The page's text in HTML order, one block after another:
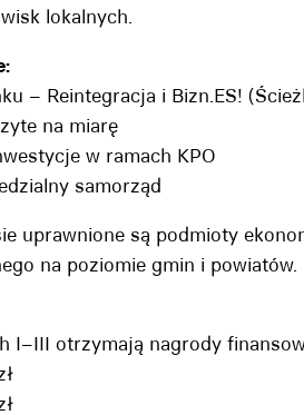
lokalnych.
– Reintegracja i Bizn.ES!
na miarę
w ramach KPO
samorząd
uprawnione są podmioty
na poziomie gmin i powiatów.
I–III otrzymają nagrody